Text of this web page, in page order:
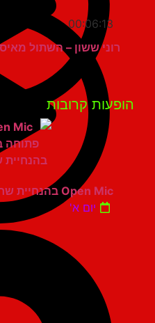
00:06:13
רוני ששון – השתול מאיסטנבול
קרובות
Open Mic בהנחיית שחר חסון
יום א'